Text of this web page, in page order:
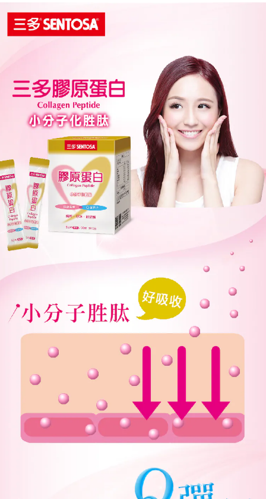
好溶解、無腥味、無苦味：可隨喜好添加在任何
形態食物中食用
7-11 取貨不付款
宅配
信用卡付款
貨到付款
銀行轉帳／ATM
LINE Pay